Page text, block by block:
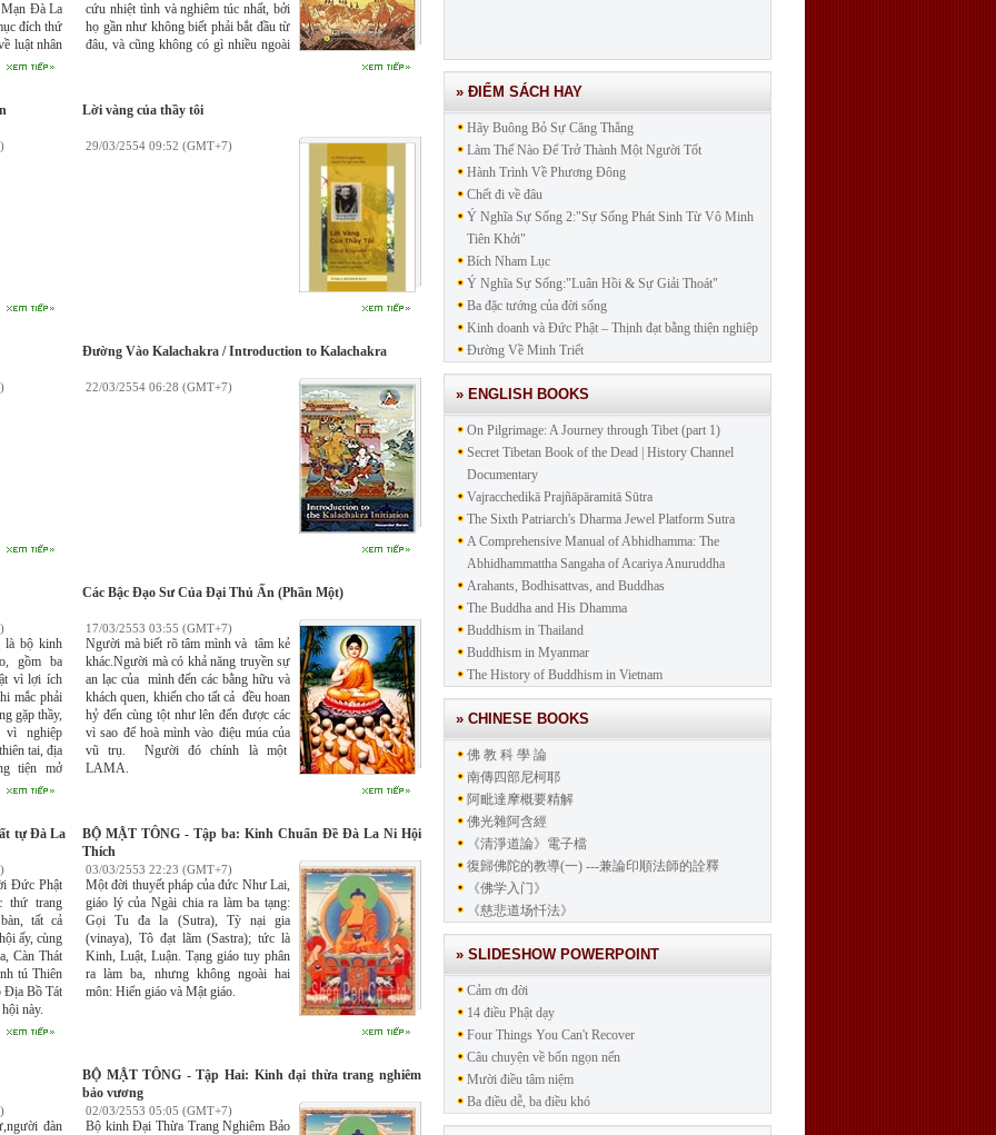
Mạn Ðà La
đích thứ
luật nhân
tạo trong
Tam Bảo
những
cứu nhiệt tình và nghiêm túc nhất, bởi
họ gần như không biết phải bắt đầu từ
đâu, và cũng không có gì nhiều ngoài
của các bậc thầy Mật tông trước đây và
Lời vàng của thầy tôi
29/03/2554 09:52 (GMT+7)
Đường Vào Kalachakra / Introduction to Kalachakra
22/03/2554 06:28 (GMT+7)
là bộ kinh
gồm ba
vì lợi ích
mắc phải
gặp thầy,
vì nghiệp
tai, địa
tiện mở
phương
Các Bậc Đạo Sư Của Đại Thủ Ấn (Phần Một)
17/03/2553 03:55 (GMT+7)
Người mà biết rõ tâm mình và tâm kẻ
khác.Người mà có khả năng truyền sự
an lạc của mình đến các bằng hữu và
khách quen, khiến cho tất cả đều hoan
hỷ đến cùng tột như lên đến được các
vì sao để hoà mình vào điệu múa của
vũ trụ. Người đó chính là một
LAMA.
tự Đà La
Ðức Phật
thứ trang
tất cả
ấy, cùng
Càn Thát
tú Thiên
Ðịa Bồ Tát
này.
BỘ MẬT TÔNG - Tập ba: Kinh Chuẩn Đề Đà La Ni Hội
Thích
03/03/2553 22:23 (GMT+7)
Một đời thuyết pháp của đức Như Lai,
giáo lý của Ngài chia ra làm ba tạng:
Gọi Tu đa la (Sutra), Tỳ nại gia
(vinaya), Tô đạt lãm (Sastra); tức là
Kinh, Luật, Luận. Tạng giáo tuy phân
ra làm ba, nhưng không ngoài hai
môn: Hiển giáo và Mật giáo.
đàn
BỘ MẬT TÔNG - Tập Hai: Kinh đại thừa trang nghiêm
bảo vương
02/03/2553 05:05 (GMT+7)
Bộ kinh Ðại Thừa Trang Nghiêm Bảo
» ĐIỂM SÁCH HAY
Hãy Buông Bỏ Sự Căng Thẳng
Làm Thế Nào Để Trở Thành Một Người Tốt
Hành Trình Về Phương Đông
Chết đi về đâu
Ý Nghĩa Sự Sống 2:"Sự Sống Phát Sinh Từ Vô Minh
Tiên Khởi"
Bích Nham Lục
Ý Nghĩa Sự Sống:"Luân Hồi & Sự Giải Thoát"
Ba đặc tướng của đời sống
Kinh doanh và Đức Phật – Thịnh đạt bằng thiện nghiệp
Đường Về Minh Triết
» ENGLISH BOOKS
On Pilgrimage: A Journey through Tibet (part 1)
Secret Tibetan Book of the Dead | History Channel
Documentary
Vajracchedikā Prajñāpāramitā Sūtra
The Sixth Patriarch's Dharma Jewel Platform Sutra
A Comprehensive Manual of Abhidhamma: The
Abhidhammattha Sangaha of Acariya Anuruddha
Arahants, Bodhisattvas, and Buddhas
The Buddha and His Dhamma
Buddhism in Thailand
Buddhism in Myanmar
The History of Buddhism in Vietnam
» CHINESE BOOKS
佛 教 科 學 論
南傳四部尼柯耶
阿毗達摩概要精解
佛光雜阿含經
《清淨道論》電子檔
復歸佛陀的教導(一) ---兼論印順法師的詮釋
《佛学入门》
《慈悲道场忏法》
» SLIDESHOW POWERPOINT
Cảm ơn đời
14 điều Phật dạy
Four Things You Can't Recover
Câu chuyện về bốn ngọn nến
Mười điều tâm niệm
Ba điều dễ, ba điều khó